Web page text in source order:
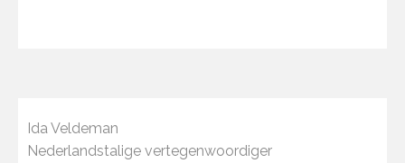
Ida Veldeman
Nederlandstalige vertegenwoordiger